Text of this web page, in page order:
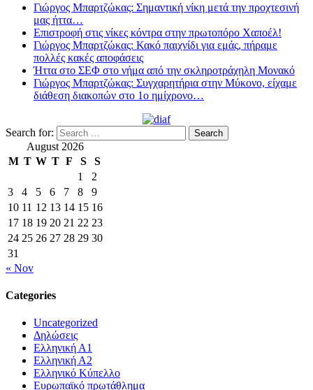
Γιώργος Μπαρτζώκας: Σημαντική νίκη μετά την προχτεσινή
μας ήττα…
Επιστροφή στις νίκες κόντρα στην πρωτοπόρο Χαποέλ!
Γιώργος Μπαρτζώκας: Κακό παιχνίδι για εμάς, πήραμε
πολλές κακές αποφάσεις
Ήττα στο ΣΕΦ στο νήμα από την σκληροτράχηλη Μονακό
Γιώργος Μπαρτζώκας: Συγχαρητήρια στην Μύκονο, είχαμε
διάθεση διακοπών στο 1ο ημίχρονο…
Search for:
August 2026
M T W T F S
S
1
2
3
4 5 6 7 8
9
10 11 12 13 14 15 16
17 18 19 20 21 22 23
24 25 26 27 28 29 30
31
« Nov
Categories
Uncategorized
Δηλώσεις
Ελληνική Α1
Ελληνική Α2
Ελληνικό Κύπελλο
Ευρωπαϊκό πρωτάθλημα